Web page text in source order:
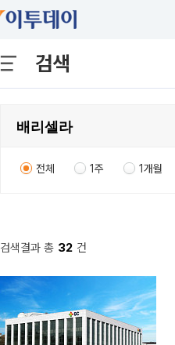
검색
전체 1주 1개월
검색결과 총 32 건